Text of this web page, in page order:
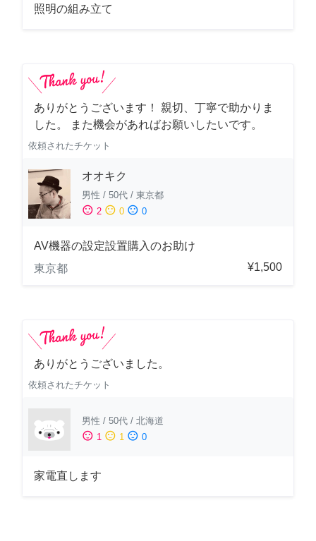
照明の組み立て
ありがとうございます！ 親切、丁寧で助かりま
した。 また機会があればお願いしたいです。
依頼されたチケット
オオキク
男性 / 50代 / 東京都
sentiment_satisfied 2 sentiment_neutral 0 sentiment_dissatisfied 0
AV機器の設定設置購入のお助け
東京都
¥1,500
ありがとうございました。
依頼されたチケット
男性 / 50代 / 北海道
sentiment_satisfied 1 sentiment_neutral 1 sentiment_dissatisfied 0
家電直します